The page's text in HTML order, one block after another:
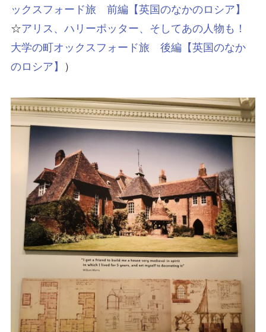
ックスフォード旅 前編【英国のなかのロシア】
☆アリス、ハリーポッター、そしてあの人物も！
大学の町オックスフォード旅 後編【英国のなか
のロシア】
）